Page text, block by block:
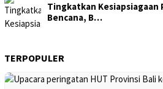
Tingkatkan Kesiapsiagaan
Bencana, B…
TERPOPULER